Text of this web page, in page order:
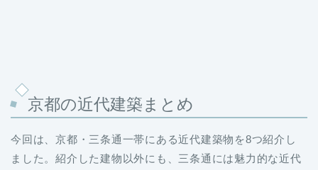
京都の近代建築まとめ
今回は、京都・三条通一帯にある近代建築物を8つ紹介し
ました。紹介した建物以外にも、三条通には魅力的な近代